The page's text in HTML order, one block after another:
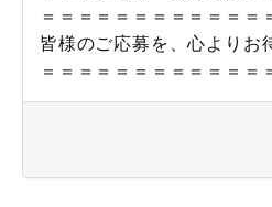
＝＝＝＝＝＝＝＝＝＝＝＝
皆様のご応募を、心よりお
＝＝＝＝＝＝＝＝＝＝＝＝